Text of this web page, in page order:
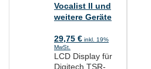
Vocalist II und
weitere Geräte
29,75 € inkl. 19%
MwSt.
LCD Display für
Digitech TSR-